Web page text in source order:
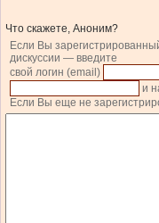
Что скажете, Аноним?
Если Вы
дискуссии — введите
свой логин (email)
и
Если Вы еще не